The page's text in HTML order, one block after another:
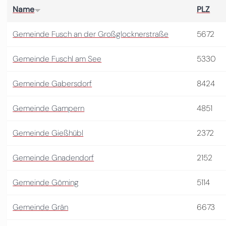
Name PLZ
Gemeinde Fusch an der Großglocknerstraße 5672
Gemeinde Fuschl am See 5330
Gemeinde Gabersdorf 8424
Gemeinde Gampern 4851
Gemeinde Gießhübl 2372
Gemeinde Gnadendorf 2152
Gemeinde Göming 5114
Gemeinde Grän 6673